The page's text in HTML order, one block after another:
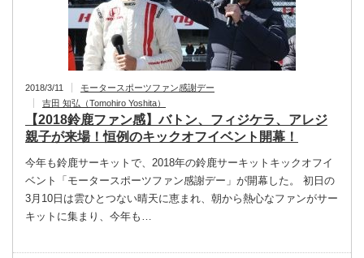
2018/3/11
モータースポーツファン感謝デー
吉田 知弘（Tomohiro Yoshita）
【2018鈴鹿ファン感】バトン、フィジケラ、アレジ
親子が来場！恒例のキックオフイベント開幕！
今年も鈴鹿サーキットで、2018年の鈴鹿サーキットキックオフイ
ベント「モータースポーツファン感謝デー」が開幕した。 初日の
3月10日は雲ひとつない晴天に恵まれ、朝から熱心なファンがサー
キットに集まり、今年も…